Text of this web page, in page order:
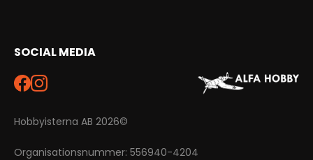
SOCIAL MEDIA
Hobbyisterna AB 2026©
Organisationsnummer: 556940-4204